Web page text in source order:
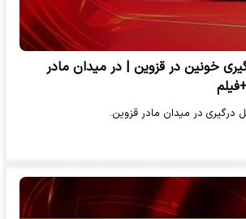
خونین در قزوین | در میدان مادر
درگیری در میدان مادر قزوین.